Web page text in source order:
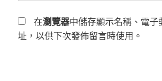
在瀏覽器中儲存顯示名稱、電
址，以供下次發佈留言時使用。